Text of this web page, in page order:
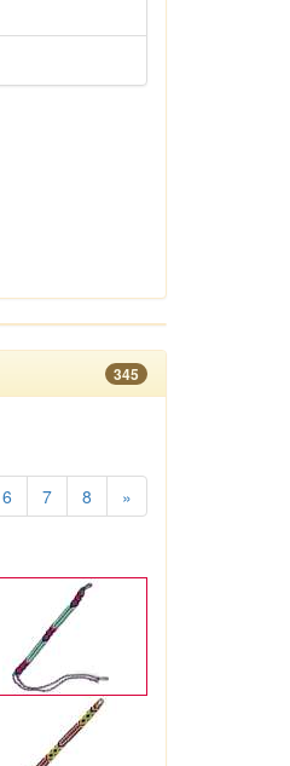
345
6 7 8 »